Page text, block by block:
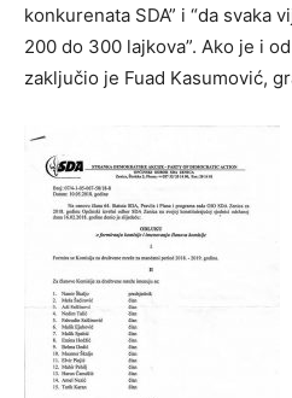
konkurenata SDA” i “da svaka
200 do 300 lajkova”. Ako je i
zaključio je Fuad Kasumović,